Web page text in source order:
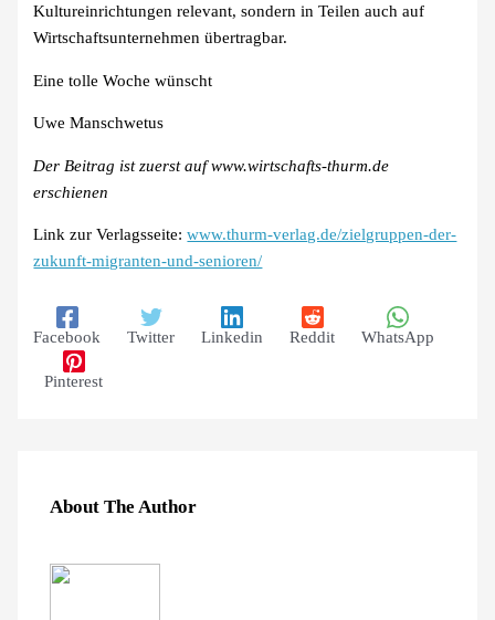
Kultureinrichtungen relevant, sondern in Teilen auch auf
Wirtschaftsunternehmen übertragbar.
Eine tolle Woche wünscht
Uwe Manschwetus
Der Beitrag ist zuerst auf www.wirtschafts-thurm.de
erschienen
Link zur Verlagsseite:www.thurm-verlag.de/zielgruppen-der-
zukunft-migranten-und-senioren/
Facebook Twitter Linkedin Reddit WhatsApp
Pinterest
About The Author